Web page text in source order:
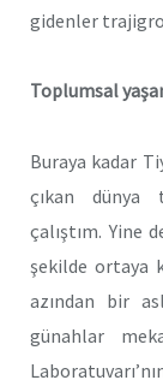
gidenler
Toplumsal
Buraya kadar
çıkan dünya
çalıştım. Yine
şekilde ortaya
azından bir
günahlar